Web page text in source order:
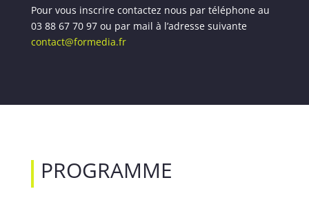
Pour vous inscrire contactez nous par téléphone au
03 88 67 70 97 ou par mail à l’adresse suivante
contact@formedia.fr
PROGRAMME